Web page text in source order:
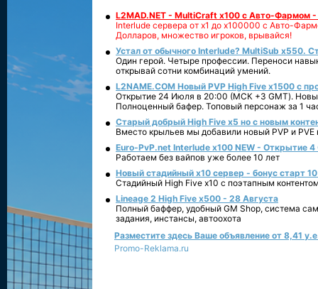
L2MAD.NET - MultiCraft x100 с Авто-Фармом
Interlude сервера от х1 до х100000 с Авто-
Долларов, множество игроков, врывайся!
Устал от обычного Interlude? MultiSub x550.
Один герой. Четыре профессии. Переноси
открывай сотни комбинаций умений.
L2NAME.COM Новый PVP High Five x1500 с
Открытие 24 Июля в 20:00 (МСК +3 GMT).
Полноценный бафер. Топовый персонаж за 1
Старый добрый High Five x5 но с новым
Вместо крыльев мы добавили новый PVP и PVE
Euro-PvP.net Interlude х100 NEW - Открытие 4
Работаем без вайпов уже более 10 лет
Новый стадийный х10 сервер - бонус старт
Стадийный High Five x10 с поэтапным
Lineage 2 High Five x500 - 28 Августа
Полный баффер, удобный GM Shop, система
задания, инстансы, автоохота
Разместите здесь Ваше объявление от 8,41
Promo-Reklama.ru